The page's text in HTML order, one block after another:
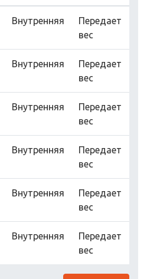
Внутренняя
Передает
вес
Внутренняя
Передает
вес
Внутренняя
Передает
вес
Внутренняя
Передает
вес
Внутренняя
Передает
вес
Внутренняя
Передает
вес